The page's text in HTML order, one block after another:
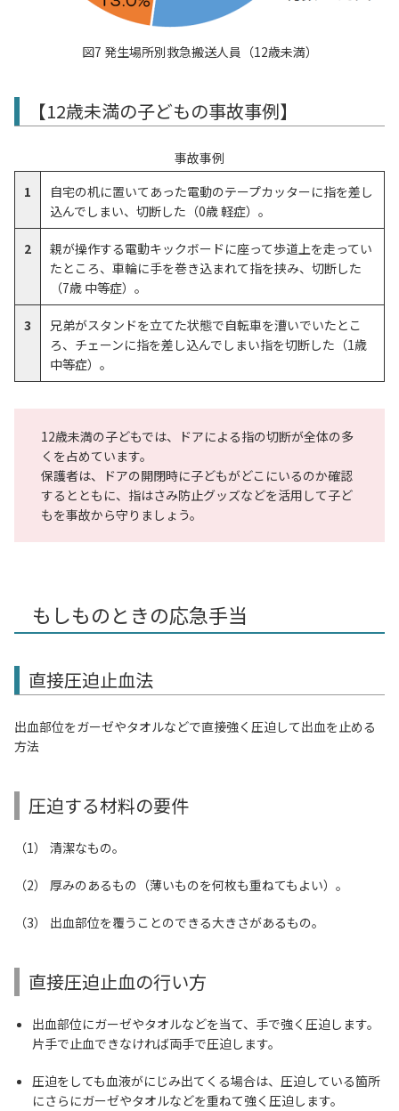
図7 発生場所別救急搬送人員（12歳未満）
【12歳未満の子どもの事故事例】
事故事例
1
自宅の机に置いてあった電動のテープカッターに指を差し
込んでしまい、切断した（0歳 軽症）。
2
親が操作する電動キックボードに座って歩道上を走ってい
たところ、車輪に手を巻き込まれて指を挟み、切断した
（7歳 中等症）。
3
兄弟がスタンドを立てた状態で自転車を漕いでいたとこ
ろ、チェーンに指を差し込んでしまい指を切断した（1歳
中等症）。
12歳未満の子どもでは、ドアによる指の切断が全体の多
くを占めています。
保護者は、ドアの開閉時に子どもがどこにいるのか確認
するとともに、指はさみ防止グッズなどを活用して子ど
もを事故から守りましょう。
もしものときの応急手当
直接圧迫止血法
出血部位をガーゼやタオルなどで直接強く圧迫して出血を止める
方法
圧迫する材料の要件
清潔なもの。
厚みのあるもの（薄いものを何枚も重ねてもよい）。
出血部位を覆うことのできる大きさがあるもの。
直接圧迫止血の行い方
出血部位にガーゼやタオルなどを当て、手で強く圧迫します。
片手で止血できなければ両手で圧迫します。
圧迫をしても血液がにじみ出てくる場合は、圧迫している箇所
にさらにガーゼやタオルなどを重ねて強く圧迫します。